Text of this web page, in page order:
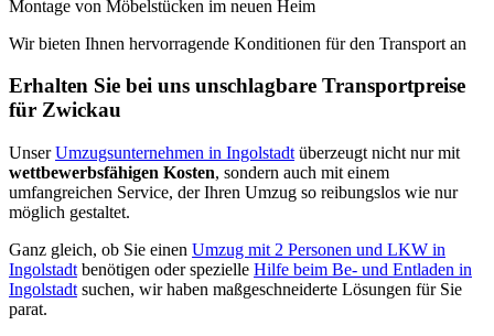
Montage von Möbelstücken im neuen Heim
Wir bieten Ihnen hervorragende Konditionen für den Transport an
Erhalten Sie bei uns unschlagbare Transportpreise
für Zwickau
UnserUmzugsunternehmen in Ingolstadt überzeugt nicht nur mit
wettbewerbsfähigen Kosten, sondern auch mit einem
umfangreichen Service, der Ihren Umzug so reibungslos wie nur
möglich gestaltet.
Ganz gleich, ob Sie einen Umzug mit 2 Personen und LKW in
Ingolstadt benötigen oder spezielle Hilfe beim Be- und Entladen in
Ingolstadt suchen, wir haben maßgeschneiderte Lösungen für Sie
parat.